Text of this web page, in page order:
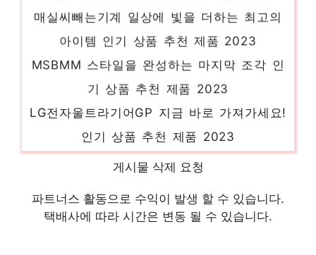
매실씨빼는기계 일상에 빛을 더하는 최고의
아이템 인기 상품 추천 제품 2023
MSBMM 스타일을 완성하는 마지막 조각 인
기 상품 추천 제품 2023
LG전자울트라기어GP 지금 바로 가져가세요!
인기 상품 추천 제품 2023
세이프라이프소화기 당신을 위한 세상에 하나
뿐인 상품 인기 상품 추천 제품 2023
m모니터거치대 센스있는 선물, 지금 만나보
세요! 인기 상품 추천 제품 2023
게시물 삭제 요청
파트너스 활동으로 수익이 발생 할 수 있습니다.
택배사에 따라 시간은 변동 될 수 있습니다.